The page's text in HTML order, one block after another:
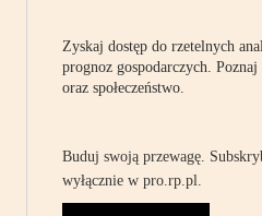
Zyskaj dostęp do rzetelnych
prognoz gospodarczych.
oraz społeczeństwo.
Buduj swoją przewagę.
wyłącznie w pro.rp.pl.